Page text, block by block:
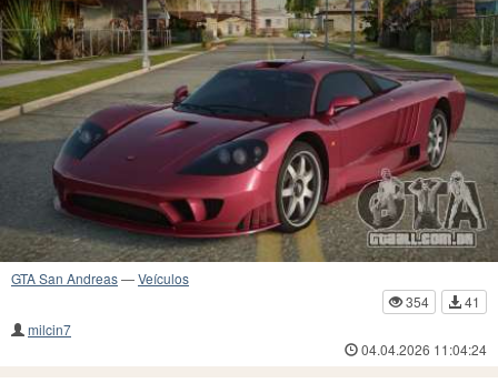
GTA San Andreas—Veículos
354
41
milcin7
04.04.2026 11:04:24